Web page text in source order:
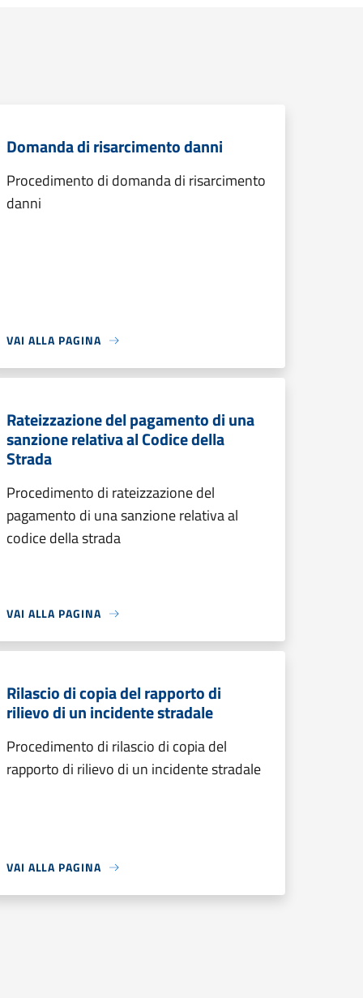
Domanda di risarcimento danni
Procedimento di domanda di risarcimento
danni
VAI ALLA PAGINA
Rateizzazione del pagamento di una
sanzione relativa al Codice della
Strada
Procedimento di rateizzazione del
pagamento di una sanzione relativa al
codice della strada
VAI ALLA PAGINA
Rilascio di copia del rapporto di
rilievo di un incidente stradale
Procedimento di rilascio di copia del
rapporto di rilievo di un incidente stradale
VAI ALLA PAGINA